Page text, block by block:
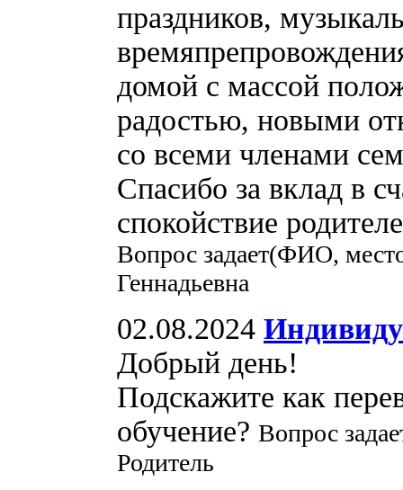
праздников,
домой с массой
радостью, новыми
со всеми членами
Спасибо за вклад в
спокойствие
Вопрос задает(ФИО,
Геннадьевна
02.08.2024
Добрый день!
Подскажите как
обучение? Вопрос
Родитель